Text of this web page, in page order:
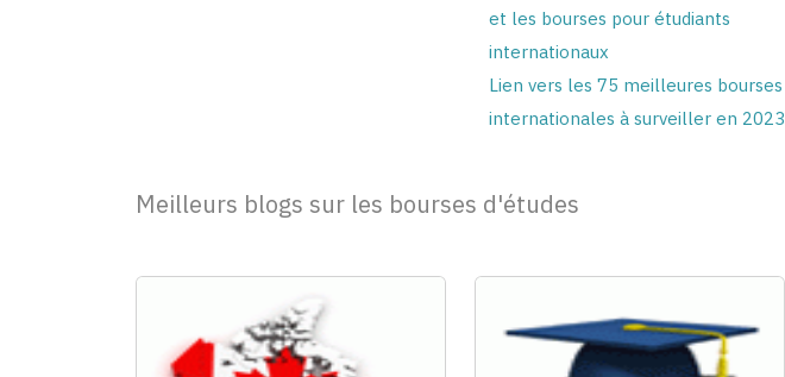
et les bourses pour étudiants
internationaux
Lien vers les 75 meilleures bourses
internationales à surveiller en 2023
Meilleurs blogs sur les bourses d'études